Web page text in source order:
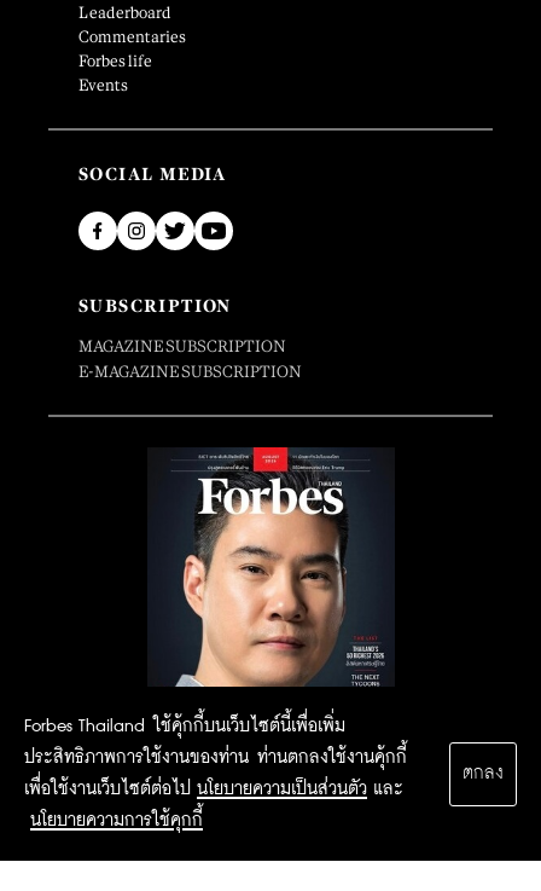
Forbes Thailand ใช้คุ้กกี้บนเว็บไซต์นี้เพื่อเพิ่ม
ประสิทธิภาพการใช้งานของท่าน ท่านตกลงใช้งานคุ้กกี้
เพื่อใช้งานเว็บไซต์ต่อไป นโยบายความเป็นส่วนตัว และ
นโยบายความการใช้คุกกี้
ตกลง
Leaderboard
Commentaries
Forbes life
Events
SOCIAL MEDIA
SUBSCRIPTION
MAGAZINE SUBSCRIPTION
E-MAGAZINE SUBSCRIPTION
2015 Forbesthailand.com ALL RIGHTS RESERVED